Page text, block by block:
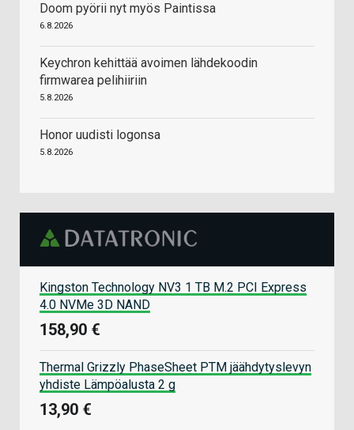
Doom pyörii nyt myös Paintissa
6.8.2026
Keychron kehittää avoimen lähdekoodin
firmwarea pelihiiriin
5.8.2026
Honor uudisti logonsa
5.8.2026
Kingston Technology NV3 1 TB M.2 PCI Express
4.0 NVMe 3D NAND
158,90 €
Thermal Grizzly PhaseSheet PTM jäähdytyslevyn
yhdiste Lämpöalusta 2 g
13,90 €